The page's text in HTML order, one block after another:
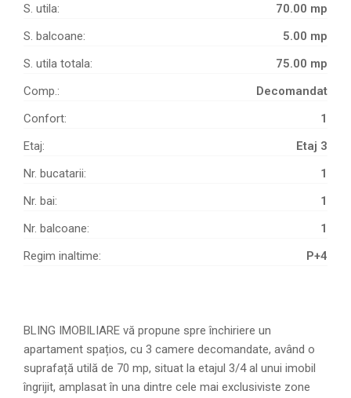
S. utila:
70.00 mp
S. balcoane:
5.00 mp
S. utila totala:
75.00 mp
Comp.:
Decomandat
Confort:
1
Etaj:
Etaj 3
Nr. bucatarii:
1
Nr. bai:
1
Nr. balcoane:
1
Regim inaltime:
P+4
BLING IMOBILIARE vă propune spre închiriere un
apartament spațios, cu 3 camere decomandate, având o
suprafață utilă de 70 mp, situat la etajul 3/4 al unui imobil
îngrijit, amplasat în una dintre cele mai exclusiviste zone